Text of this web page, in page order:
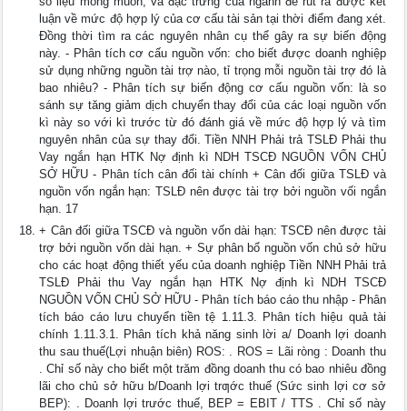
luận về mức độ hợp lý của cơ cấu tài sản tại thời điểm đang xét.
Đồng thời tìm ra các nguyên nhân cụ thể gây ra sự biến động
này. - Phân tích cơ cấu nguồn vốn: cho biết được doanh nghiệp
sử dụng những nguồn tài trợ nào, tỉ trọng mỗi nguồn tài trợ đó là
bao nhiêu? - Phân tích sự biến động cơ cấu nguồn vốn: là so
sánh sự tăng giảm dịch chuyển thay đổi của các loại nguồn vốn
kì này so với kì trước từ đó đánh giá về mức độ hợp lý và tìm
nguyên nhân của sự thay đổi. Tiền NNH Phải trả TSLĐ Phải thu
Vay ngắn hạn HTK Nợ định kì NDH TSCĐ NGUỒN VỐN CHỦ
SỞ HỮU - Phân tích cân đối tài chính + Cân đối giữa TSLĐ và
nguồn vốn ngắn hạn: TSLĐ nên được tài trợ bởi nguồn vối ngắn
hạn. 17
+ Cân đối giữa TSCĐ và nguồn vốn dài hạn: TSCĐ nên được tài
trợ bởi nguồn vốn dài hạn. + Sự phân bổ nguồn vốn chủ sở hữu
cho các hoạt động thiết yếu của doanh nghiệp Tiền NNH Phải trả
TSLĐ Phải thu Vay ngắn hạn HTK Nợ định kì NDH TSCĐ
NGUỒN VỐN CHỦ SỞ HỮU - Phân tích báo cáo thu nhập - Phân
tích báo cáo lưu chuyển tiền tệ 1.11.3. Phân tích hiệu quả tài
chính 1.11.3.1. Phân tích khả năng sinh lời a/ Doanh lợi doanh
thu sau thuế(Lợi nhuận biên) ROS: . ROS = Lãi ròng : Doanh thu
. Chỉ số này cho biết một trăm đồng doanh thu có bao nhiêu đồng
lãi cho chủ sở hữu b/Doanh lợi trƣớc thuế (Sức sinh lợi cơ sở
BEP): . Doanh lợi trước thuế, BEP = EBIT / TTS . Chỉ số này